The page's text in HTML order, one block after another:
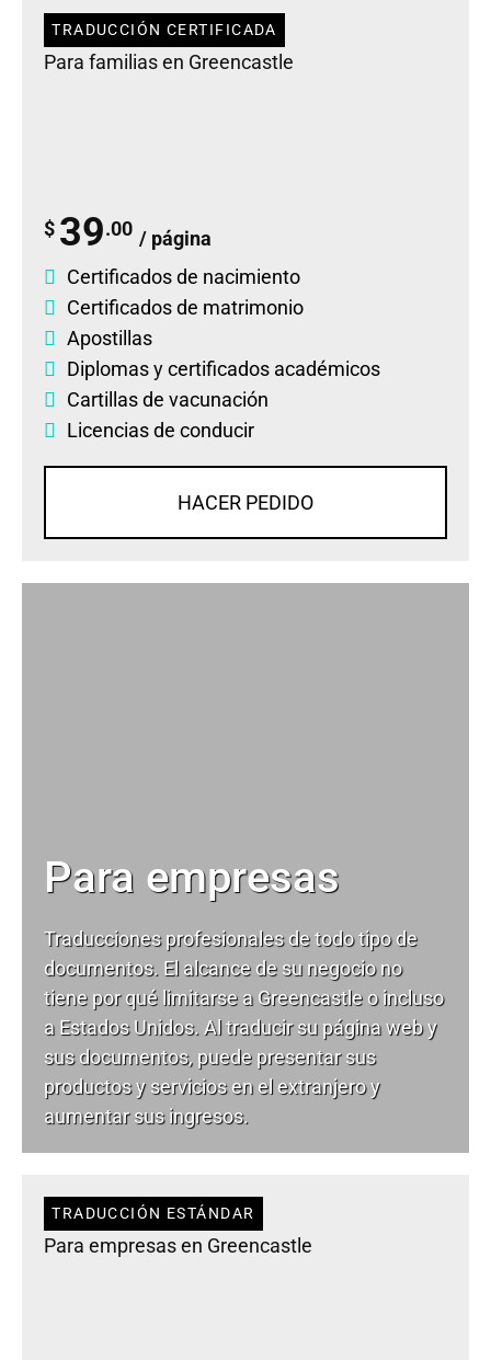
TRADUCCIÓN CERTIFICADA
Para familias en Greencastle
$ 39.00 / página
Certificados de nacimiento
Certificados de matrimonio
Apostillas
Diplomasycertificados académicos
Cartillas de vacunación
Licencias de conducir
HACER PEDIDO
Para empresas
Traducciones profesionales de todo tipo de
documentos. El alcance de su negocio no
tiene por qué limitarse a Greencastle o incluso
a Estados Unidos. Al traducir su página web y
sus documentos, puede presentar sus
productos y servicios en el extranjero y
aumentar sus ingresos.
TRADUCCIÓN ESTÁNDAR
Para empresas en Greencastle